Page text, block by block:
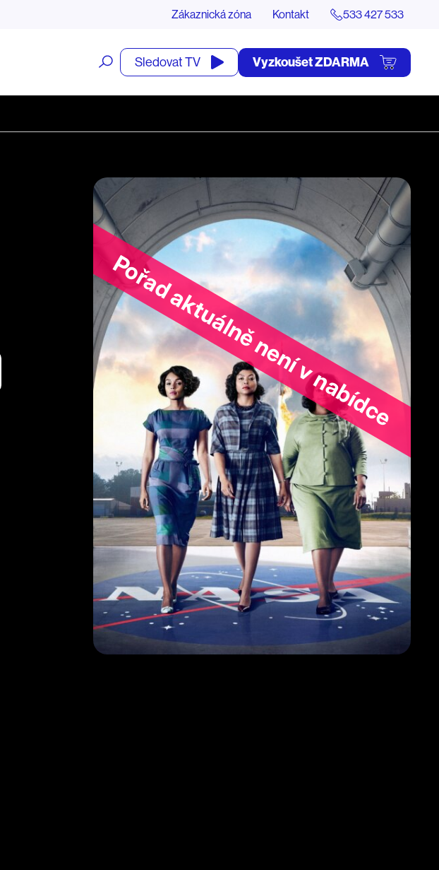
Zákaznická zóna Kontakt 533 427 533
Otevřít
vyhledávání
Sledovat TV Vyzkoušet ZDARMA
Pořad aktuálně není v nabídce